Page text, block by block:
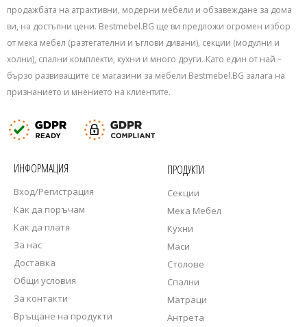
продажбата на атрактивни, модерни мебели и обзавеждане за дома
ви, на достъпни цени. Bestmebel.BG ще ви предложи огромен избор
от мека мебел (разтегателни и ъглови дивани), секции (модулни и
холни), спални комплекти, кухни и много други. Като един от най –
бързо развиващите се магазини за мебели Bestmebel.BG залага на
признанието и мнението на клиентите.
ИНФОРМАЦИЯ
Вход/Регистрация
Как да поръчам
Как да платя
За нас
Доставка
Общи условия
За контакти
Връщане на продукти
ПРОДУКТИ
Секции
Мека Мебел
Кухни
Маси
Столове
Спални
Матраци
Антрета